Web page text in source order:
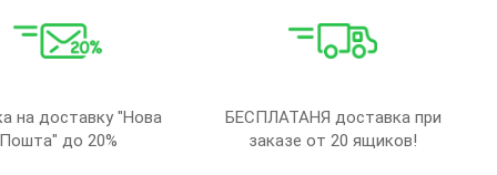
на доставку "Нова
до 20%
БЕСПЛАТАНЯ доставка при
заказе от 20 ящиков!